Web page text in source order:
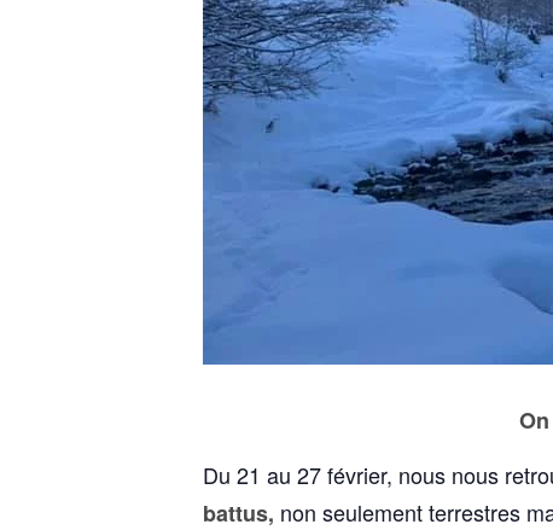
Du 21 au 27 février, nous nous
battus, non seulement terrestres